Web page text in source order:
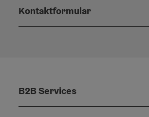
Kontaktformular
B2B Services